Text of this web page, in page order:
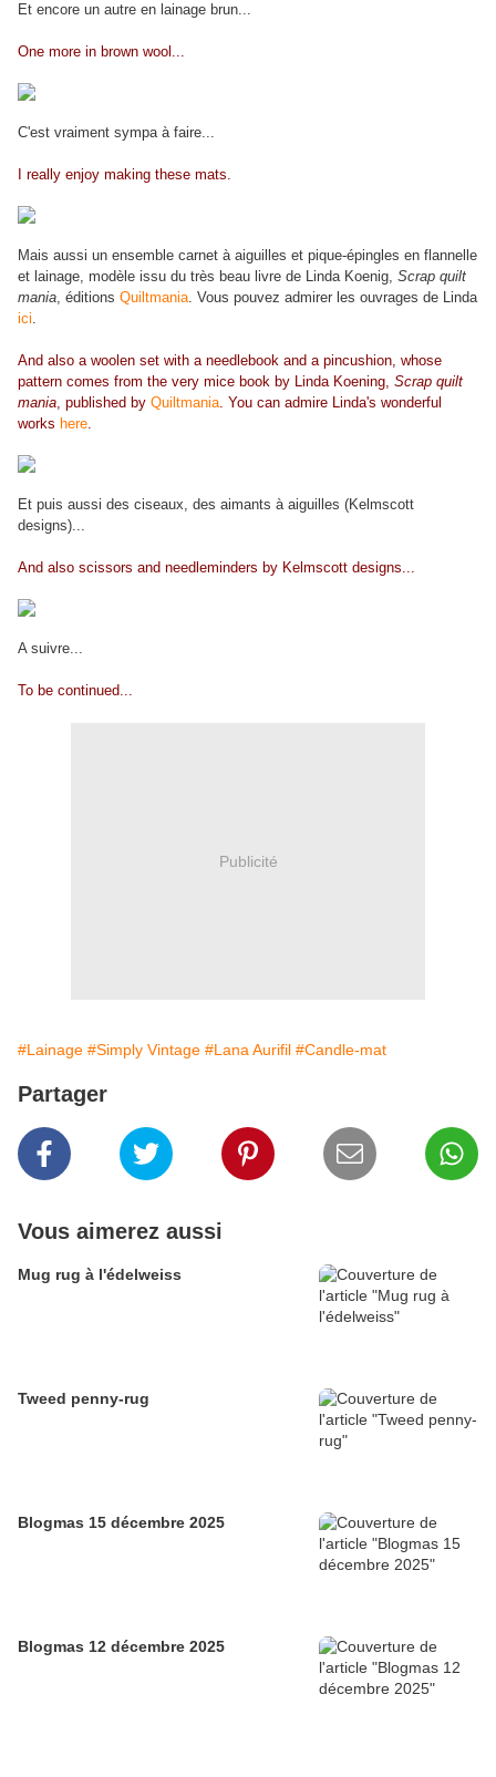
Et encore un autre en lainage brun...
One more in brown wool...
C'est vraiment sympa à faire...
I really enjoy making these mats.
Mais aussi un ensemble carnet à aiguilles et pique-épingles en flannelle
et lainage, modèle issu du très beau livre de Linda Koenig, Scrap quilt
mania, éditions Quiltmania. Vous pouvez admirer les ouvrages de Linda
ici.
And also a woolen set with a needlebook and a pincushion, whose
pattern comes from the very mice book by Linda Koening, Scrap quilt
mania, published by Quiltmania. You can admire Linda's wonderful
works here.
Et puis aussi des ciseaux, des aimants à aiguilles (Kelmscott
designs)...
And also scissors and needleminders by Kelmscott designs...
A suivre...
To be continued...
Publicité
#Lainage #Simply Vintage #Lana Aurifil #Candle-mat
Partager
Vous aimerez aussi
Mug rug à l'édelweiss
Tweed penny-rug
Blogmas 15 décembre 2025
Blogmas 12 décembre 2025